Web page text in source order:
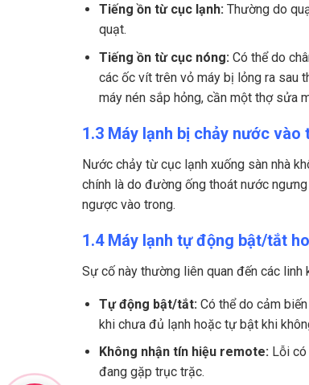
Tiếng ồn từ cục lạnh:Thường do
quạt.
Tiếng ồn từ cục nóng: Có thể do
các ốc vít trên vỏ máy bị lỏng ra sau
máy nén sắp hỏng, cần một thợ sửa
1.3 Máy lạnh bị chảy nước vào
Nước chảy từ cục lạnh xuống sàn nhà
chính là do đường ống thoát nước
ngược vào trong.
1.4 Máy lạnh tự động bật/tắt
Sự cố này thường liên quan đến các linh
Tự động bật/tắt: Có thể do cảm
khi chưa đủ lạnh hoặc tự bật khi
Không nhận tín hiệu remote:Lỗi có
đang gặp trục trặc.